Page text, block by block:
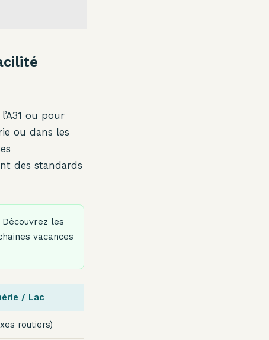
ou pour
ou dans les
des standards
les
vacances
/ Lac
routiers)